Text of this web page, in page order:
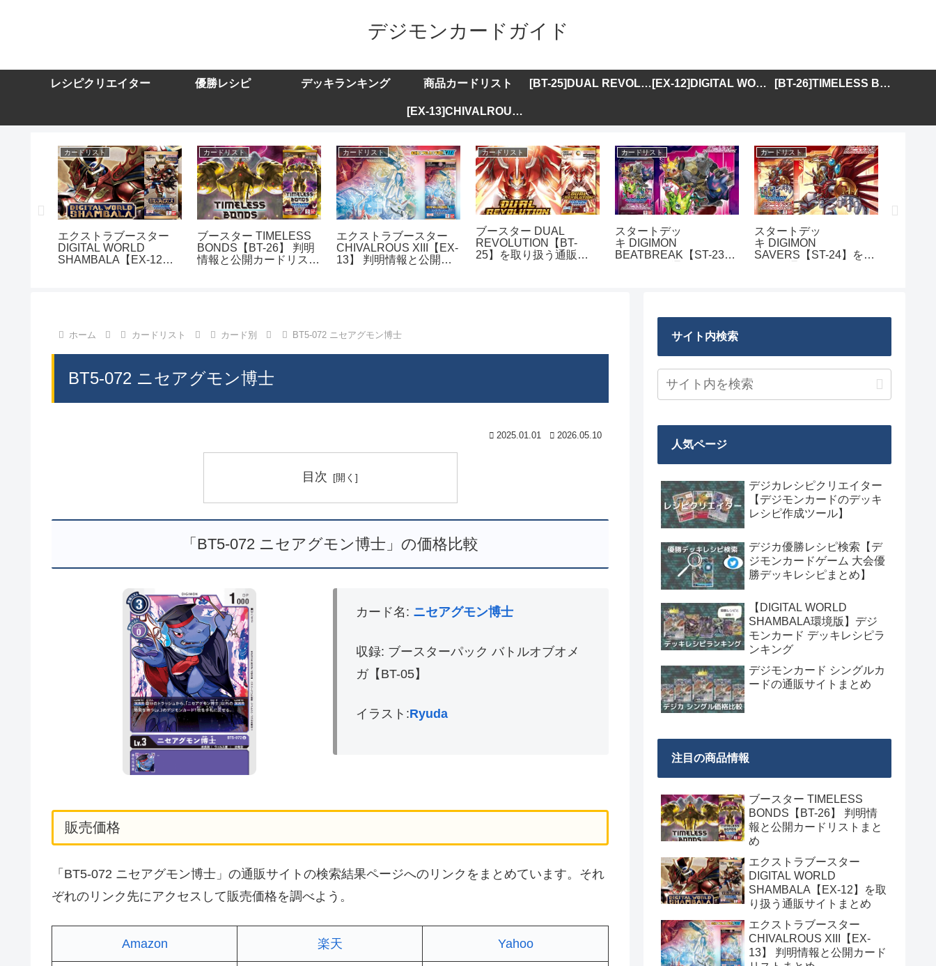
デジモンカードガイド
レシピクリエイター 優勝レシピ デッキランキング 商品カードリスト [BT-25]DUAL REVOLUTION [EX-12]DIGITAL WORLD SHAMBALA [BT-26]TIMELESS BONDS
[EX-13]CHIVALROUS XIII
カードリスト
エクストラブースター
DIGITAL WORLD
SHAMBALA【EX-12】
カードリスト
ブースター TIMELESS
BONDS【BT-26】 判明
情報と公開カードリスト
カードリスト
エクストラブースター
CHIVALROUS XIII【EX-
13】 判明情報と公開カ
カードリスト
ブースター DUAL
REVOLUTION【BT-
25】を取り扱う通販サ
カードリスト
スタートデッ
キ DIGIMON
BEATBREAK【ST-23】
カードリスト
スタートデッ
キ DIGIMON
SAVERS【ST-24】を取
ホーム カードリスト カード別 BT5-072 ニセアグモン博士
BT5-072 ニセアグモン博士
2025.01.01 2026.05.10
目次
「BT5-072 ニセアグモン博士」の価格比較
カード名: ニセアグモン博士
収録: ブースターパック バトルオブオメ
ガ【BT-05】
イラスト:Ryuda
販売価格
「BT5-072 ニセアグモン博士」の通販サイトの検索結果ページへのリンクをまとめています。それ
ぞれのリンク先にアクセスして販売価格を調べよう。
Amazon 楽天 Yahoo
サイト内検索
人気ページ
デジカレシピクリエイター
【デジモンカードのデッキ
レシピ作成ツール】
デジカ優勝レシピ検索【デ
ジモンカードゲーム 大会優
勝デッキレシピまとめ】
【DIGITAL WORLD
SHAMBALA環境版】デジ
モンカード デッキレシピラ
ンキング
デジモンカード シングルカ
ードの通販サイトまとめ
注目の商品情報
ブースター TIMELESS
BONDS【BT-26】 判明情
報と公開カードリストまと
め
エクストラブースター
DIGITAL WORLD
SHAMBALA【EX-12】を取
り扱う通販サイトまとめ
エクストラブースター
CHIVALROUS XIII【EX-
13】 判明情報と公開カード